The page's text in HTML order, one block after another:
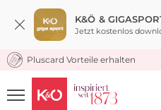
K&Ö &
Jetzt kostenlos
KOSTENLOSER
Pluscard Vorteile erhalten
UNSERE APP
CLICK &